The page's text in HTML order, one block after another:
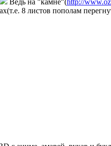
Ведь на "камне"(http://
8 листов пополам